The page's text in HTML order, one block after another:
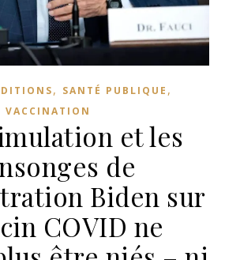
, SANTÉ PUBLIQUE ,
VACCINATION
et les
de
Biden sur
COVID ne